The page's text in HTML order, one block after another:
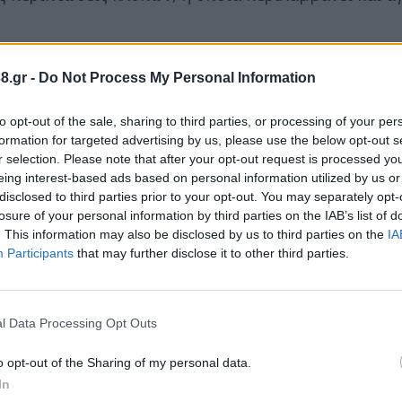
- Do Not Process My Personal Information
opt-out of the sale, sharing to third parties, or processing of your
for targeted advertising by us, please use the below opt-out
selection. Please note that after your opt-out request is processed
interest-based ads based on personal information utilized by us
to third parties prior to your opt-out. You may separately
of your personal information by third parties on the IAB’s list of
This information may also be disclosed by us to third parties on the
Participants that may further disclose it to other third parties.
Data Processing Opt Outs
opt-out of the Sharing of my personal data.
αστυνομικής διερεύνησης που
Δίωξης και Εξιχνίασης Εγκλημάτων Σπάρτης και
ότι οι ανωτέρω, προχθές (21.8.2025)
Λακωνίας, διέπραξαν συνολικά -3- περιπτώσεις
την μεθοδολογία τους, οι παραπάνω για να μην
σε οικισμούς της Ανατολικής
εισέρχονταν σε αυτές, προκαλώντας
- κοσμήματα και χρήματα, ανώ ακολούθως